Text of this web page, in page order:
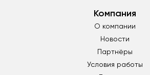
Компания
О компании
Новости
Партнёры
Условия работы